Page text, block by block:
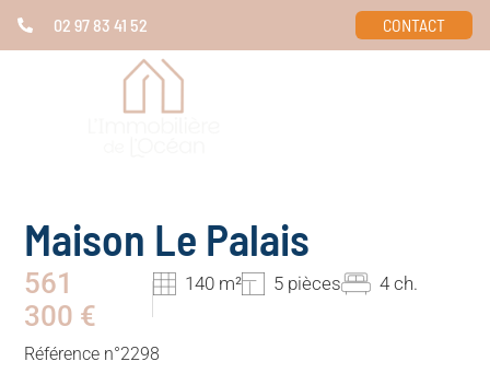
02 97 83 41 52 CONTACT
Maison Le Palais
561
300 €
140 m² 5 pièces 4 ch.
Référence n°2298